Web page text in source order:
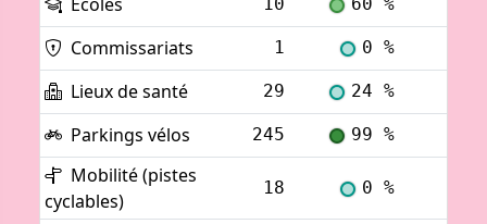
Commissariats 1 0 %
Lieux de santé 29 24 %
Parkings vélos 245 99 %
Mobilité (pistes
cyclables)
18 0 %